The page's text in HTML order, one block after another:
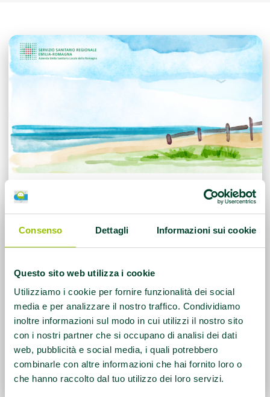
Consenso Dettagli Informazioni sui cookie
Questo sito web utilizza i cookie
Utilizziamo i cookie per fornire funzionalità dei social
media e per analizzare il nostro traffico. Condividiamo
inoltre informazioni sul modo in cui utilizzi il nostro sito
con i nostri partner che si occupano di analisi dei dati
web, pubblicità e social media, i quali potrebbero
combinarle con altre informazioni che hai fornito loro o
che hanno raccolto dal tuo utilizzo dei loro servizi.